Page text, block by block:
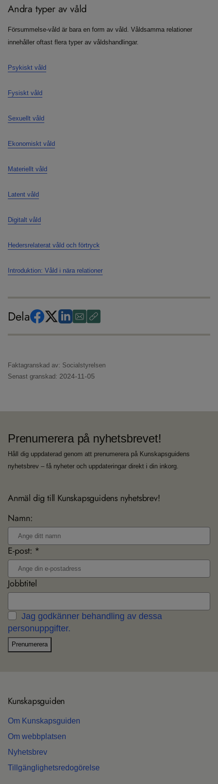
Andra typer av våld
Försummelse-våld är bara en form av våld. Våldsamma relationer
innehåller oftast flera typer av våldshandlingar.
Psykiskt våld
Fysiskt våld
Sexuellt våld
Ekonomiskt våld
Materiellt våld
Latent våld
Digitalt våld
Hedersrelaterat våld och förtryck
Introduktion: Våld i nära relationer
Dela
Faktagranskad av: Socialstyrelsen
Senast granskad: 2024-11-05
Prenumerera på nyhetsbrevet!
Håll dig uppdaterad genom att prenumerera på Kunskapsguidens
nyhetsbrev – få nyheter och uppdateringar direkt i din inkorg.
Anmäl dig till Kunskapsguidens nyhetsbrev!
Namn:
E-post: *
Jobbtitel
Jag godkänner behandling av dessa
personuppgifter.
Prenumerera
Kun­skaps­gui­den
Om Kun­skaps­gui­den
Om webb­plat­sen
Nyhets­b­rev
Till­gäng­lig­hets­re­do­gö­relse